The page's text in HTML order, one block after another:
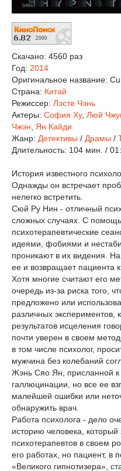
Скачано: 4560 раз
Год: 2014
Оригинальное название:
Страна: Китай
Режиссер: Лэсте Чэнь
Актеры: София Ху, Люй
Чжэн
Ян Кайди
Жанр: Детективы / Драмы /
Длительность: 104 мин. /
История известного
Однажды он встречает
нелегко встретить.
Сюй Ру Нин - отличный
сложных случаях. С
психотерапевтические
идеями, фобиями и
проникают в их видения.
ее и возвращает пациента
Хотя многие считают его
очередь из-за риска того,
предложено или
различных экспериментов,
результатов исцеления
почти уверен в своем
в том числе психолог,
мужчина без колебаний
Жэнь Сяо Ян, присланной к
галлюцинации, но все ее
малейшей ошибки или
обнаружить врач.
Работа психолога - дело
историю человека,
психотерапевтов в своем
его работах, но пациент, в
«Великого гипнотизера»,